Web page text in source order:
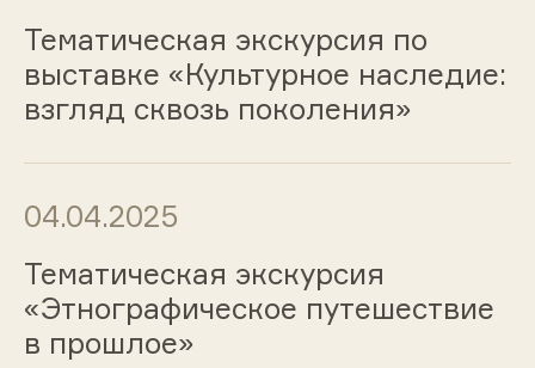
Тематическая экскурсия по
выставке «Культурное наследие:
взгляд сквозь поколения»
04.04.2025
Тематическая экскурсия
«Этнографическое путешествие
в прошлое»